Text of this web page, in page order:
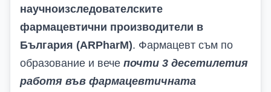
научноизследователските
фармацевтични производители в
България (ARPharM). Фармацевт съм по
образование и вече почти 3 десетилетия
работя във фармацевтичната